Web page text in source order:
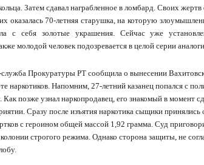
Затем сдавал награбленное в ломбард. Своих
оказалась 70-летняя старушка, на которую
с себя золотые украшения. Сейчас уже
молодой человек подозревается в целой серии
Прокуратуры РТ сообщила о вынесении
наркотиков. Напомним, 27-летний казанец попался с
Как позже узнал наркопродавец, его знакомый в момент
Сразу после изъятия наркотика сыщики
с героином общей массой 1,92 грамма. Суд
строгого режима. Однако сторона защиты, не